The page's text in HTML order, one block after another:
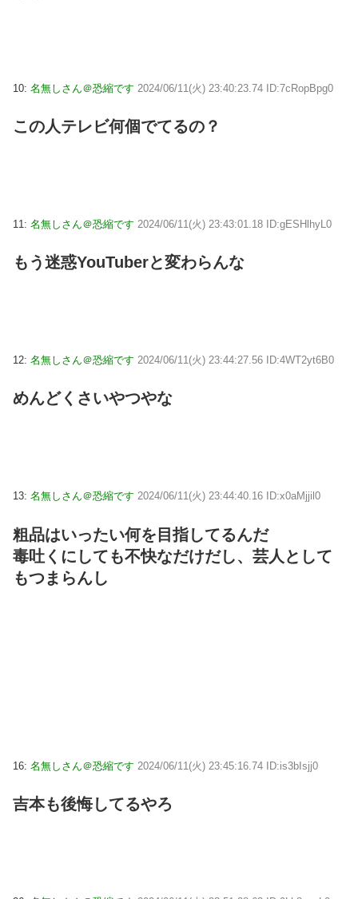
10: 名無しさん＠恐縮です 2024/06/11(火) 23:40:23.74 ID:7cRopBpg0
この人テレビ何個でてるの？
11: 名無しさん＠恐縮です 2024/06/11(火) 23:43:01.18 ID:gESHlhyL0
もう迷惑YouTuberと変わらんな
12: 名無しさん＠恐縮です 2024/06/11(火) 23:44:27.56 ID:4WT2yt6B0
めんどくさいやつやな
13: 名無しさん＠恐縮です 2024/06/11(火) 23:44:40.16 ID:x0aMjjil0
粗品はいったい何を目指してるんだ
毒吐くにしても不快なだけだし、芸人として
もつまらんし
16: 名無しさん＠恐縮です 2024/06/11(火) 23:45:16.74 ID:is3bIsjj0
吉本も後悔してるやろ